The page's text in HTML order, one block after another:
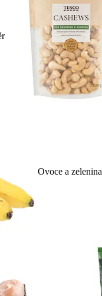
Ovoce a zelenina